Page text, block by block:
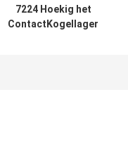
7224 Hoekig het
ContactKogellager